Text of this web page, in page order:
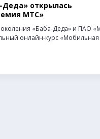
Деда» открылась
МТС»
«Баба-Деда» и ПАО
онлайн-курс «Мобильная